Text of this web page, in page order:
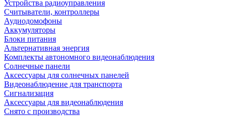
Устройства радиоуправления
Считыватели, контроллеры
Аудиодомофоны
Аккумуляторы
Блоки питания
Альтернативная энергия
Комплекты автономного видеонаблюдения
Солнечные панели
Аксессуары для солнечных панелей
Видеонаблюдение для транспорта
Сигнализация
Аксессуары для видеонаблюдения
Снято с производства